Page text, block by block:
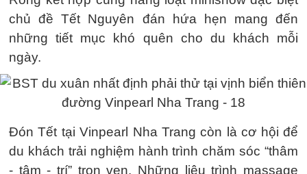
chủ đề Tết Nguyên đán hứa hẹn mang đến
những tiết mục khó quên cho du khách mỗi
ngày.
Đón Tết tại Vinpearl Nha Trang còn là cơ hội để
du khách trải nghiệm hành trình chăm sóc “thâm
- tâm - trí” trọn vẹn. Những liệu trình massage